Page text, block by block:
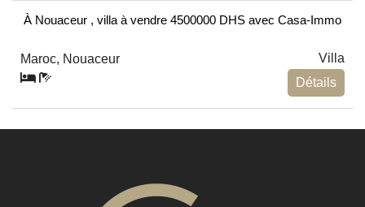
À Nouaceur , villa à vendre 4500000 DHS avec Casa-Immo
Maroc, Nouaceur
Villa
Détails